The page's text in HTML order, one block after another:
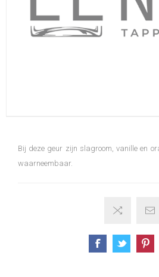
Bij deze geur zijn slagroom, vanille en
waarneembaar.